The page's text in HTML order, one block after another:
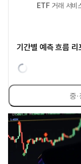
ETF거래 서비
기간별 예측 흐름 리
중